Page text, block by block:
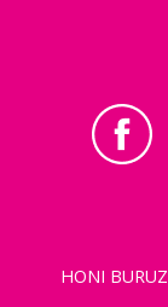
HONI BURUZ